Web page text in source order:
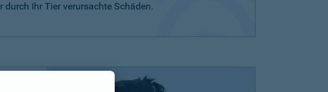
Ihr Tier verursachte Schäden.